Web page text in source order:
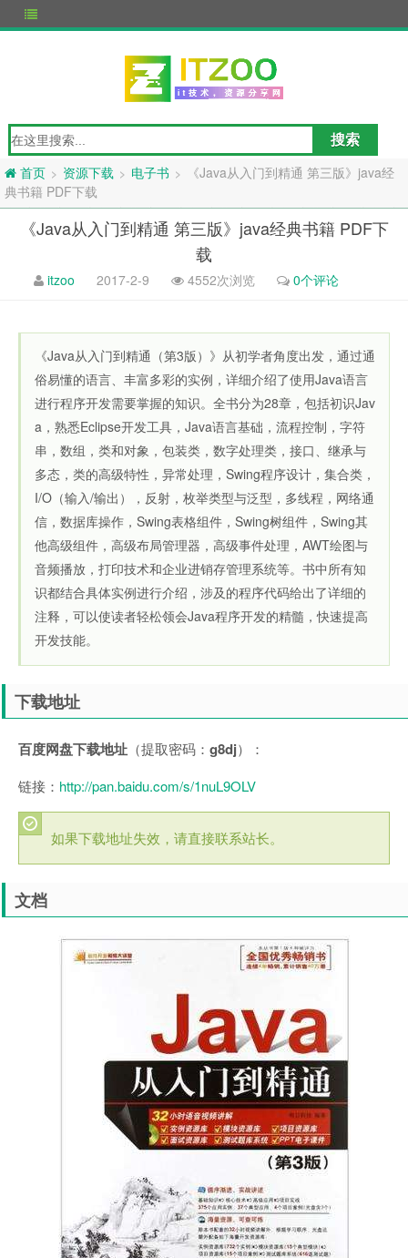
首页 > 资源下载 > 电子书 >
《Java从入门到精通 第三版》java经
典书籍 PDF下载
《Java从入门到精通 第三版》java经典书籍 PDF下
载
itzoo 2017-2-9 4552次浏览 0个评论
《Java从入门到精通（第3版）》从初学者角度出发，通过通
俗易懂的语言、丰富多彩的实例，详细介绍了使用Java语言
进行程序开发需要掌握的知识。全书分为28章，包括初识Jav
a，熟悉Eclipse开发工具，Java语言基础，流程控制，字符
串，数组，类和对象，包装类，数字处理类，接口、继承与
多态，类的高级特性，异常处理，Swing程序设计，集合类，
I/O（输入/输出），反射，枚举类型与泛型，多线程，网络通
信，数据库操作，Swing表格组件，Swing树组件，Swing其
他高级组件，高级布局管理器，高级事件处理，AWT绘图与
音频播放，打印技术和企业进销存管理系统等。书中所有知
识都结合具体实例进行介绍，涉及的程序代码给出了详细的
注释，可以使读者轻松领会Java程序开发的精髓，快速提高
开发技能。
下载地址
百度网盘下载地址 （提取密码： g8dj）：
链接： http://pan.baidu.com/s/1nuL9OLV
如果下载地址失效，请直接联系站长。
文档